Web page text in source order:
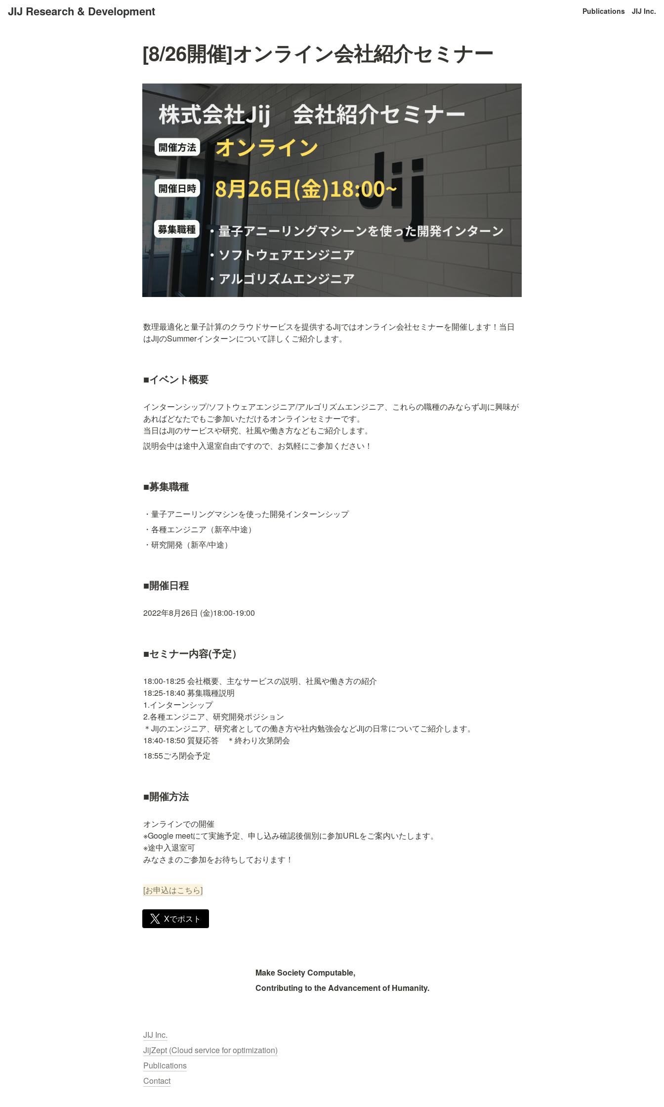
JIJ Research & Development Publications JIJ Inc.
[8/26開催]オンライン会社紹介セミナー
数理最適化と量子計算のクラウドサービスを提供するJijではオンライン会社セミナーを開催します！当日
はJijのSummerインターンについて詳しくご紹介します。
■イベント概要
インターンシップ/ソフトウェアエンジニア/アルゴリズムエンジニア、これらの職種のみならずJijに興味が
あればどなたでもご参加いただけるオンラインセミナーです。
当日はJijのサービスや研究、社風や働き方などもご紹介します。
説明会中は途中入退室自由ですので、お気軽にご参加ください！
■募集職種
・量子アニーリングマシンを使った開発インターンシップ
・各種エンジニア（新卒/中途）
・研究開発（新卒/中途）
■開催日程
2022年8月26日 (金)18:00-19:00
■セミナー内容(予定）
18:00-18:25 会社概要、主なサービスの説明、社風や働き方の紹介
18:25-18:40 募集職種説明
1.インターンシップ
2.各種エンジニア、研究開発ポジション
＊Jijのエンジニア、研究者としての働き方や社内勉強会などJijの日常についてご紹介します。
18:40-18:50 質疑応答　＊終わり次第閉会
18:55ごろ閉会予定
■開催方法
オンラインでの開催
※Google meetにて実施予定、申し込み確認後個別に参加URLをご案内いたします。
※途中入退室可
みなさまのご参加をお待ちしております！
[お申込はこちら]
Xでポスト
Make Society Computable,
Contributing to the Advancement of Humanity.
JIJ Inc.
JijZept (Cloud service for optimization)
Publications
Contact